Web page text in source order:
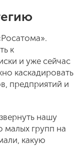
к
и уже сейчас
каскадировать
предприятий и
нашу
малых групп на
какую